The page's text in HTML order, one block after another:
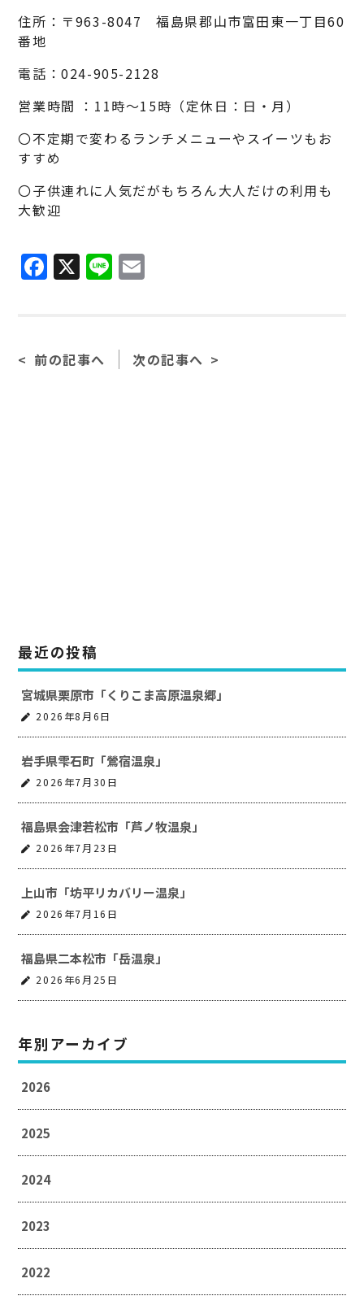
住所：〒963-8047 福島県郡山市富田東一丁目60
番地
電話：024-905-2128
営業時間 ：11時〜15時（定休日：日・月）
〇不定期で変わるランチメニューやスイーツもお
すすめ
〇子供連れに人気だがもちろん大人だけの利用も
大歓迎
F
a
b
X Li
n
前の記事へ 次の記事へ
最近の投稿
宮城県栗原市「くりこま高原温泉郷」
2026年8月6日
岩手県雫石町「鶯宿温泉」
2026年7月30日
福島県会津若松市「芦ノ牧温泉」
2026年7月23日
上山市「坊平リカバリー温泉」
2026年7月16日
福島県二本松市「岳温泉」
2026年6月25日
年別アーカイブ
2026
2025
2024
2023
2022